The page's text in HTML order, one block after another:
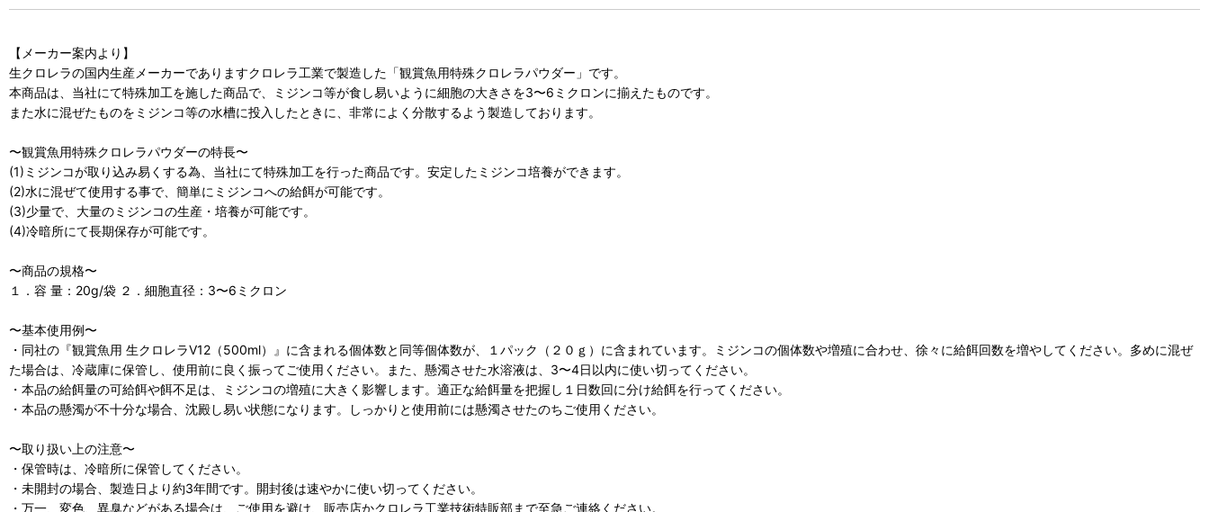
【メーカー案内より】
生クロレラの国内生産メーカーでありますクロレラ工業で製造した「観賞魚用特殊クロレラパウダー」です。
本商品は、当社にて特殊加工を施した商品で、ミジンコ等が食し易いように細胞の大きさを3〜6ミクロンに揃えたものです。
また水に混ぜたものをミジンコ等の水槽に投入したときに、非常によく分散するよう製造しております。
〜観賞魚用特殊クロレラパウダーの特長〜
(1)ミジンコが取り込み易くする為、当社にて特殊加工を行った商品です。安定したミジンコ培養ができます。
(2)水に混ぜて使用する事で、簡単にミジンコへの給餌が可能です。
(3)少量で、大量のミジンコの生産・培養が可能です。
(4)冷暗所にて長期保存が可能です。
〜商品の規格〜
１．容 量：20g/袋 ２．細胞直径：3〜6ミクロン
〜基本使用例〜
・同社の『観賞魚用 生クロレラV12（500ml）』に含まれる個体数と同等個体数が、１パック（２０ｇ）に含まれています。ミジンコの個体数や増殖に合わせ、徐々に給餌回数を増やしてください。多めに混ぜ
た場合は、冷蔵庫に保管し、使用前に良く振ってご使用ください。また、懸濁させた水溶液は、3〜4日以内に使い切ってください。
・本品の給餌量の可給餌や餌不足は、ミジンコの増殖に大きく影響します。適正な給餌量を把握し１日数回に分け給餌を行ってください。
・本品の懸濁が不十分な場合、沈殿し易い状態になります。しっかりと使用前には懸濁させたのちご使用ください。
〜取り扱い上の注意〜
・保管時は、冷暗所に保管してください。
・未開封の場合、製造日より約3年間です。開封後は速やかに使い切ってください。
・万一、変色、異臭などがある場合は、ご使用を避け、販売店かクロレラ工業技術特販部まで至急ご連絡ください。